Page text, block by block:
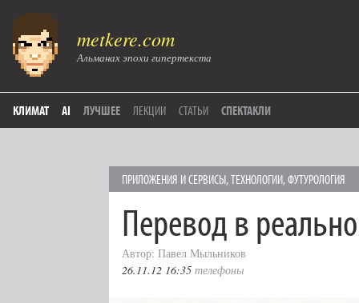
metkere.com
Альманах эпохи гипертекста
КЛИМАТ AI ЛУЧШЕЕ ЛЕКЦИИ СТАТЬИ СПЕКТАКЛИ
ПРИЛОЖЕНИЯ И СЕРВИСЫ,ТЕХНОЛОГИИ,ФУТУРОЛОГИЯ
Перевод в
Автор: Павел Мыльников
26.11.12 16:35 телефоны